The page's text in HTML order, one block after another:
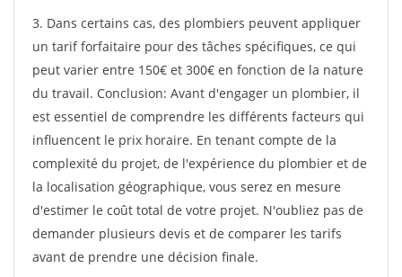
3. Dans certains cas, des plombiers peuvent appliquer
un tarif forfaitaire pour des tâches spécifiques, ce qui
peut varier entre 150€ et 300€ en fonction de la nature
du travail. Conclusion: Avant d'engager un plombier, il
est essentiel de comprendre les différents facteurs qui
influencent le prix horaire. En tenant compte de la
complexité du projet, de l'expérience du plombier et de
la localisation géographique, vous serez en mesure
d'estimer le coût total de votre projet. N'oubliez pas de
demander plusieurs devis et de comparer les tarifs
avant de prendre une décision finale.